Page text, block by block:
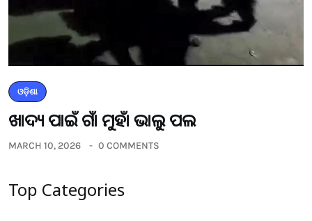
ଓଡ଼ିଶା
ଖାଦ୍ୟ ପାଇଁ ଗାଁ ମୁହାଁ ଭାଲୁ ପଲ
MARCH 10, 2026 0 COMMENTS
Top Categories